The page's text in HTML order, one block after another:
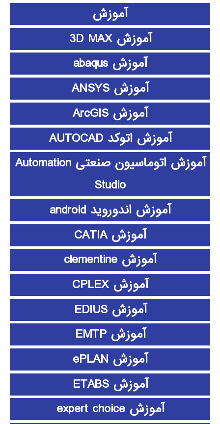
آموزش
آموزش 3D MAX
آموزش abaqus
آموزش ANSYS
آموزش ArcGIS
آموزش اتوکد AUTOCAD
آموزش اتوماسیون صنعتی Automation
Studio
آموزش اندوروید android
آموزش CATIA
آموزش clementine
آموزش CPLEX
آموزش EDIUS
آموزش EMTP
آموزش ePLAN
آموزش ETABS
آموزش expert choice